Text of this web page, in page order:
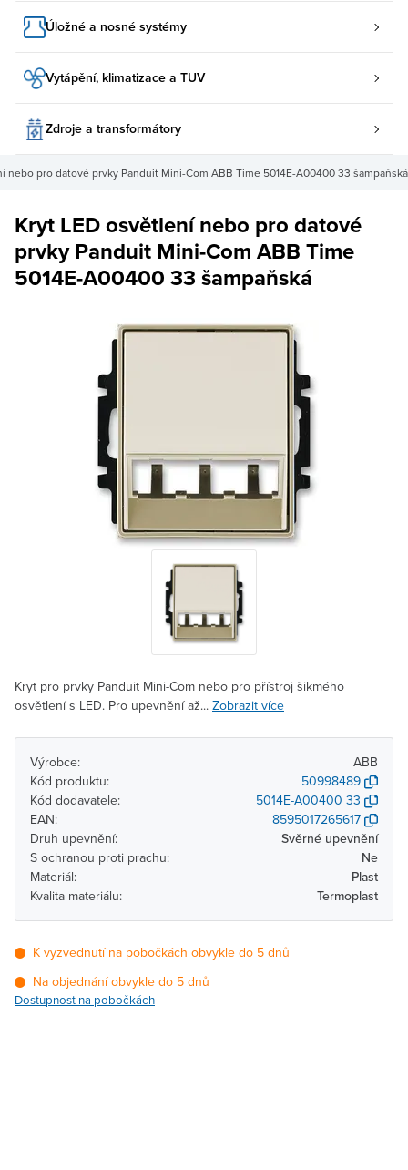
Úložné a nosné systémy
Vytápění, klimatizace a TUV
Zdroje a transformátory
nebo pro datové prvky Panduit Mini-Com ABB Time 5014E-A00400 33 šampaňská
Kryt LED osvětlení nebo pro datové
prvky Panduit Mini-Com ABB Time
5014E-A00400 33 šampaňská
Kryt pro prvky Panduit Mini-Com nebo pro přístroj šikmého
osvětlení s LED. Pro upevnění až... Zobrazit více
Výrobce:
ABB
Kód produktu:
50998489
Kód dodavatele:
5014E-A00400 33
EAN:
8595017265617
Druh upevnění:
Svěrné upevnění
S ochranou proti prachu:
Ne
Materiál:
Plast
Kvalita materiálu:
Termoplast
K vyzvednutí na pobočkách obvykle do 5 dnů
Na objednání obvykle do 5 dnů
Dostupnost na pobočkách